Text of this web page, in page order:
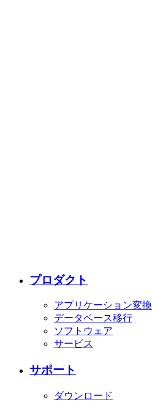
プロダクト
アプリケーション変換
データベース移行
ソフトウェア
サービス
サポート
ダウンロード